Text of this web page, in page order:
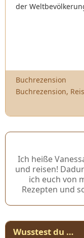
der
Buchrezension
Buchrezension,
Ich heiße
und reisen!
ich euch von
Rezepten und
Wusstest du …